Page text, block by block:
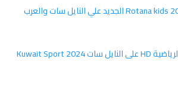
تردد قناة روتانا كيدز 2024 Rotana kids الجديد علي النايل سات والعرب
ضبط تردد قناة الكويت الرياضية HD على النايل سات 2024 Kuwait Sport